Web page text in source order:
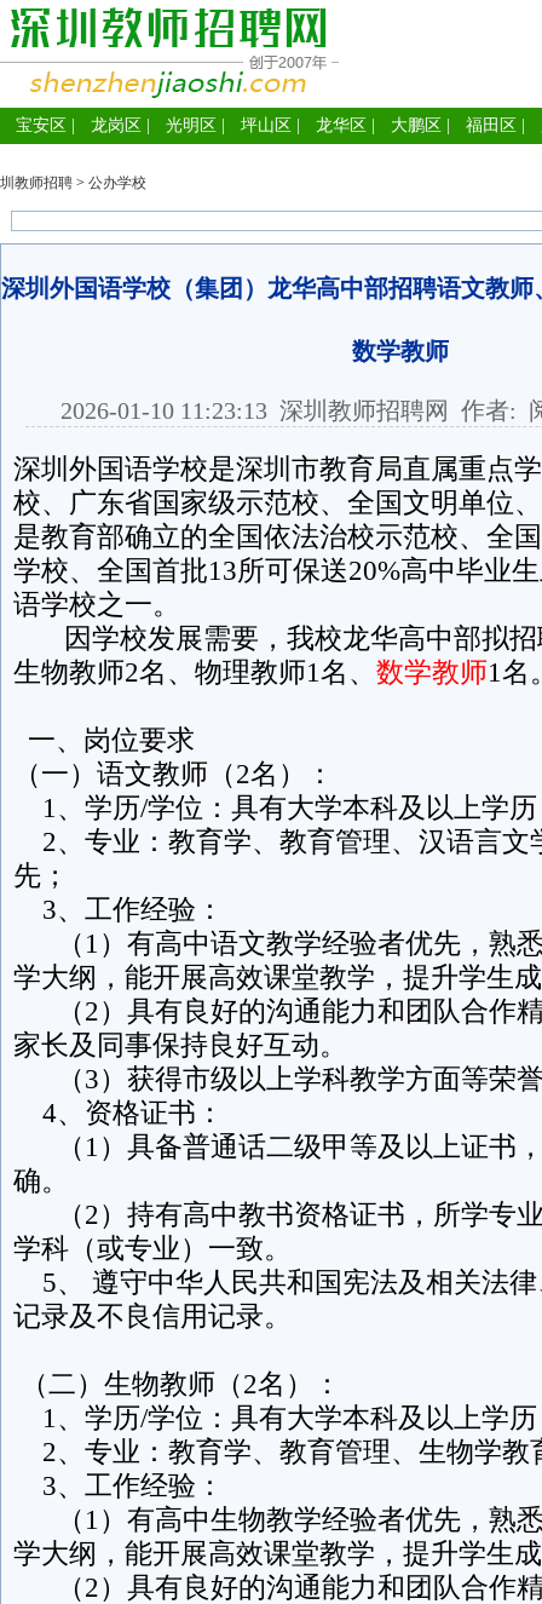
宝安区 龙岗区 光明区 坪山区 龙华区 大鹏区 福田区
圳教师招聘 > 公办学校
深圳外国语学校（集团）龙华高中部招聘语文教
数学教师
2026-01-10 11:23:13 深圳教师招聘网 作者:
深圳外国语学校是深圳市教育局直属重点
校、广东省国家级示范校、全国文明单位
是教育部确立的全国依法治校示范校、全
学校、全国首批13所可保送20%高中毕业
语学校之一。
因学校发展需要，我校龙华高中部拟招
生物教师2名、物理教师1名、 数学教师1名
一、岗位要求
（一）语文教师（2名）：
1、学历/学位：具有大学本科及以上学
2、专业：教育学、教育管理、汉语言文
先；
3、工作经验：
（1）有高中语文教学经验者优先，熟
学大纲，能开展高效课堂教学，提升学生
（2）具有良好的沟通能力和团队合作
家长及同事保持良好互动。
（3）获得市级以上学科教学方面等荣
4、资格证书：
（1）具备普通话二级甲等及以上证书
确。
（2）持有高中教书资格证书，所学专
学科（或专业）一致。
5、 遵守中华人民共和国宪法及相关法
记录及不良信用记录。
（二）生物教师（2名）：
1、学历/学位：具有大学本科及以上学
2、专业：教育学、教育管理、生物学教
3、工作经验：
（1）有高中生物教学经验者优先，熟
学大纲，能开展高效课堂教学，提升学生
（2）具有良好的沟通能力和团队合作